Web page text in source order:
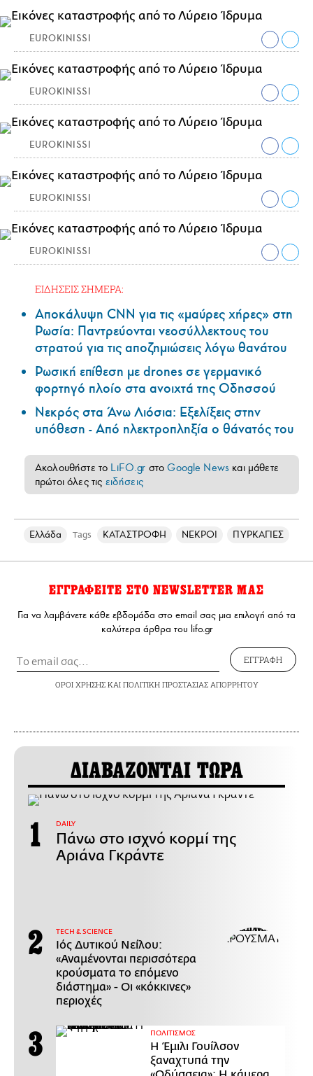
EUROKINISSI
EUROKINISSI
EUROKINISSI
EUROKINISSI
EUROKINISSI
ΕΙΔΗΣΕΙΣ ΣΗΜΕΡΑ:
Αποκάλυψη CNN για τις «μαύρες χήρες» στη
Ρωσία: Παντρεύονται νεοσύλλεκτους του
στρατού για τις αποζημιώσεις λόγω θανάτου
Ρωσική επίθεση με drones σε γερμανικό
φορτηγό πλοίο στα ανοιχτά της Οδησσού
Νεκρός στα Άνω Λιόσια: Εξελίξεις στην
υπόθεση - Από ηλεκτροπληξία ο θάνατός του
Ακολουθήστε το LiFO.gr στοGoogle News και μάθετε
πρώτοι όλες τις ειδήσεις
Ελλάδα Tags ΚΑΤΑΣΤΡΟΦΗ ΝΕΚΡΟΙ ΠΥΡΚΑΓΙΕΣ
ΕΓΓΡΑΦΕΙΤΕ ΣΤΟ NEWSLETTER ΜΑΣ
Για να λαμβάνετε κάθε εβδομάδα στο email σας μια επιλογή από τα
καλύτερα άρθρα του lifo.gr
ΕΓΓΡΑΦΗ
ΟΡΟΙ ΧΡΗΣΗΣΚΑΙ ΠΟΛΙΤΙΚΗ ΠΡΟΣΤΑΣΙΑΣ ΑΠΟΡΡΗΤΟΥ
ΔΙΑΒΑΖΟΝΤΑΙ ΤΩΡΑ
DAILY
Πάνω στο ισχνό κορμί της
Αριάνα Γκράντε
ΤECH & SCIENCE
Ιός Δυτικού Νείλου:
«Αναμένονται περισσότερα
κρούσματα το επόμενο
διάστημα» - Οι «κόκκινες»
περιοχές
ΠΟΛΙΤΙΣΜΟΣ
Η Έμιλι Γουίλσον
ξαναχτυπά την